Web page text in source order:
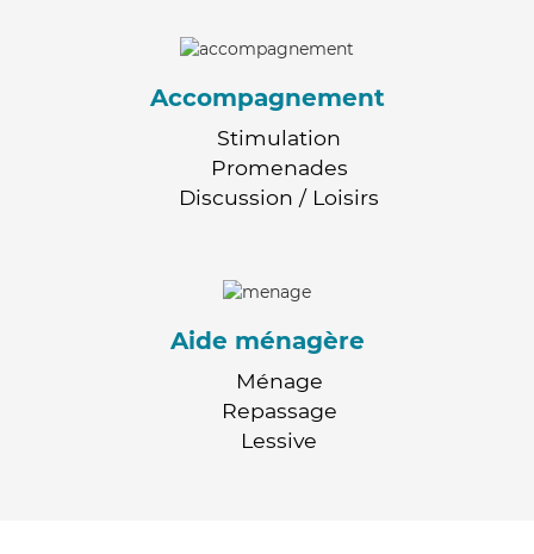
Accompagnement
Stimulation
Promenades
Discussion / Loisirs
Aide ménagère
Ménage
Repassage
Lessive